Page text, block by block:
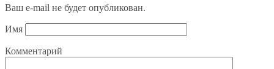
Ваш e-mail не будет опубликован.
Имя
Комментарий